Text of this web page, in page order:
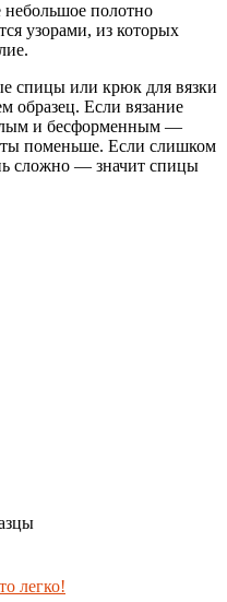
небольшое полотно
узорами, из которых
спицы или крюк для вязки
образец. Если вязание
и бесформенным —
поменьше. Если слишком
сложно — значит спицы
легко!